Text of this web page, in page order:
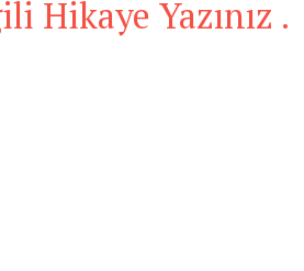
Hikaye Yazınız .